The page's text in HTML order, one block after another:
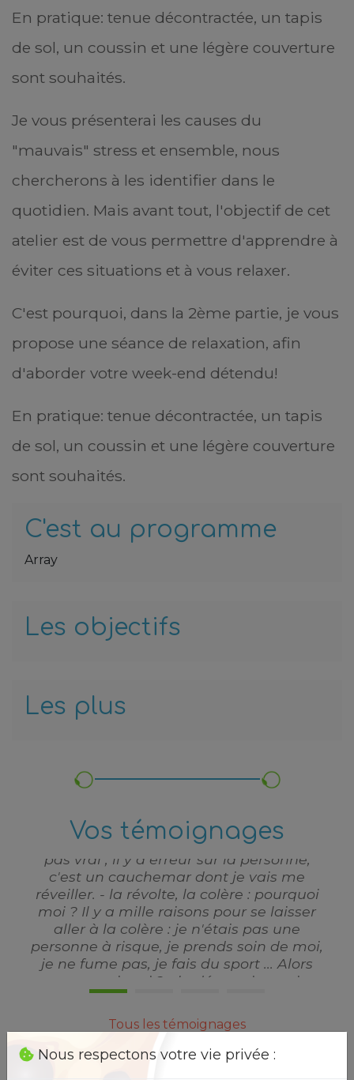
En pratique: tenue décontractée, un tapis
de sol, un coussin et une légère couverture
sont souhaités.
Je vous présenterai les causes du
"mauvais" stress et ensemble, nous
chercherons à les identifier dans le
quotidien. Mais avant tout, l'objectif de cet
atelier est de vous permettre d'apprendre à
éviter ces situations et à vous relaxer.
C'est pourquoi, dans la 2ème partie, je vous
propose une séance de relaxation, afin
d'aborder votre week-end détendu!
En pratique: tenue décontractée, un tapis
de sol, un coussin et une légère couverture
sont souhaités.
C'est au programme
Array
Les objectifs
Les plus
Vos témoignages
« Je recommande à chaque occasion aux
personnes qui douteraient encore des
bienfaits de la nature, de rencontrer
Madame Jamin qui est à l'écoute de la
personne et qui donne de précieux
conseils. »
Anne-Marie
Tous les témoignages
Nous respectons votre vie privée :